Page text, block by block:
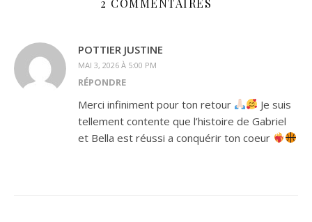
2 COMMENTAIRES
POTTIER JUSTINE
MAI 3, 2026 À 5:00 PM
RÉPONDRE
Merci infiniment pour ton retour
Je suis
tellement contente que l’histoire de Gabriel
et Bella est réussi a conquérir ton coeur